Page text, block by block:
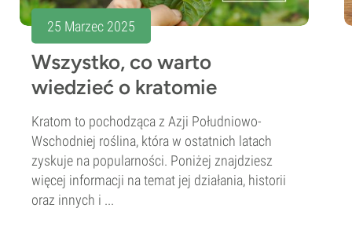
25 Marzec 2025
Wszystko, co warto
wiedzieć o kratomie
Kratom to pochodząca z Azji Południowo-
Wschodniej roślina, która w ostatnich latach
zyskuje na popularności. Poniżej znajdziesz
więcej informacji na temat jej działania, historii
oraz innych i ...